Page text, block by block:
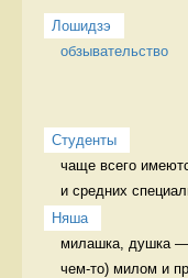
Лошидзэ
обзывательство
Студенты
чаще всего
и средних
Няша
милашка, душка
чем-то) милом и